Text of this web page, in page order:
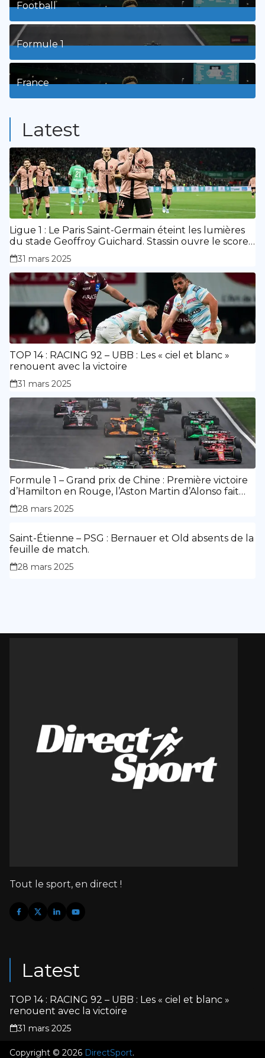
Football
8Posts
Formule 1
3Posts
France
Latest
Ligue 1 : Le Paris Saint-Germain éteint les lumières
du stade Geoffroy Guichard. Stassin ouvre le score,
doublé de Doué.
31 mars 2025
TOP 14 : RACING 92 – UBB : Les « ciel et blanc »
renouent avec la victoire
31 mars 2025
Formule 1 – Grand prix de Chine : Première victoire
d’Hamilton en Rouge, l’Aston Martin d’Alonso fait
des siennes.
28 mars 2025
Saint-Étienne – PSG : Bernauer et Old absents de la
feuille de match.
28 mars 2025
Tout le sport, en direct !
Latest
TOP 14 : RACING 92 – UBB : Les « ciel et blanc »
renouent avec la victoire
31 mars 2025
Copyright © 2026 DirectSport.